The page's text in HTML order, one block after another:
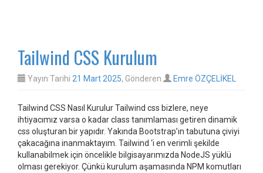
Tailwind CSS Kurulum
Yayın Tarihi 21 Mart 2025, Gönderen Emre ÖZÇELİKEL
Tailwind CSS Nasıl Kurulur Tailwind css bizlere, neye
ihtiyacımız varsa o kadar class tanımlaması getiren dinamik
css oluşturan bir yapıdır. Yakında Bootstrap’ın tabutuna çiviyi
çakacağına inanmaktayım. Tailwind ‘i en verimli şekilde
kullanabilmek için öncelikle bilgisayarımızda NodeJS yüklü
olması gerekiyor. Çünkü kurulum aşamasında NPM komutları